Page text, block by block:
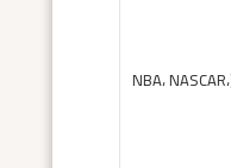
حول موقع "مباريات ستور بث مباشر" موقع مباريات ستور هو منصة رياضية متكاملة متخصصة في تقديم خدمة البث المباشر لمباريات كرة القدم وكافة الأحداث الرياضية الكبرى (NBA، NASCAR،